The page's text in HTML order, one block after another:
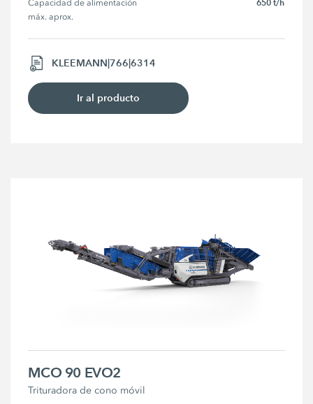
Capacidad de alimentación
máx. aprox.
650 t/h
KLEEMANN|766|6314
Ir al producto
MCO 90 EVO2
Trituradora de cono móvil